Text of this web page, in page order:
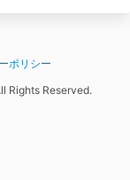
ポリシー
Rights Reserved.